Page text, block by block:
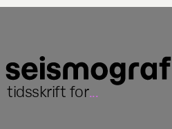
tidsskrift for...